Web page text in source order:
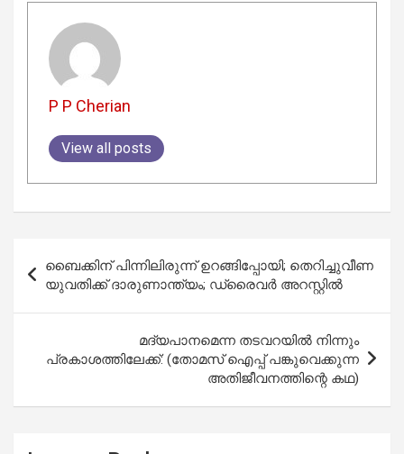
P P Cherian
View all posts
navigation
ബൈക്കിന് പിന്നിലിരുന്ന് ഉറങ്ങിപ്പോയി; തെറിച്ചുവീണ
യുവതിക്ക് ദാരുണാന്ത്യം; ഡ്രൈവർ അറസ്റ്റിൽ
മദ്യപാനമെന്ന തടവറയിൽ നിന്നും
പ്രകാശത്തിലേക്ക്: (തോമസ് ഐപ്പ് പങ്കുവെക്കുന്ന
അതിജീവനത്തിന്റെ കഥ)